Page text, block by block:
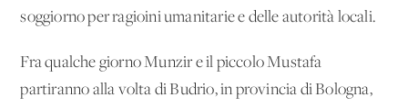
soggiorno per ragioini umanitarie e delle autorità locali.
Fra qualche giorno Munzir e il piccolo Mustafa
partiranno alla volta di Budrio, in provincia di Bologna,